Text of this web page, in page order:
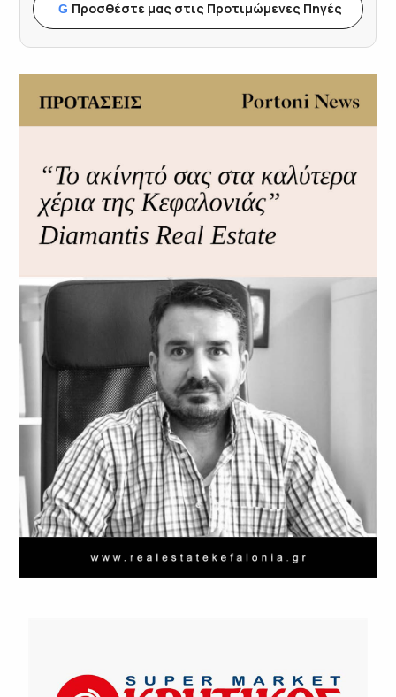
G Προσθέστε μας στις Προτιμώμενες Πηγές